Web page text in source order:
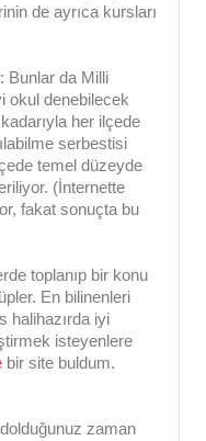
de ayrıca kursları
: Bunlar da Milli
okul denebilecek
her ilçede
serbestisi
temel düzeyde
(İnternette
fakat sonuçta bu
toplanıp bir konu
En bilinenleri
halihazırda iyi
isteyenlere
bir site buldum.
zaman